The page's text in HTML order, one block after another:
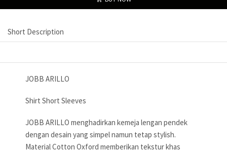
Short Description
JOBB ARILLO
Shirt Short Sleeves
JOBB ARILLO menghadirkan kemeja lengan pendek
dengan desain yang simpel namun tetap stylish.
Material Cotton Oxford memberikan tekstur khas